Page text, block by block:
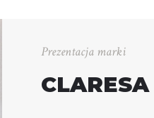
Prezentacja marki
CLARESA